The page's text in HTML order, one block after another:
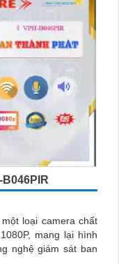
B046PIR
loại camera chất
mang lại hình